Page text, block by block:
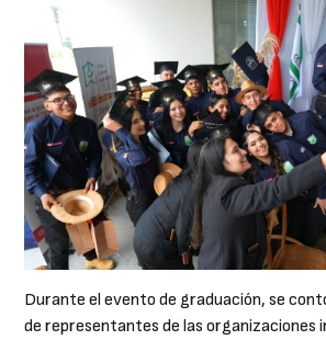
Durante el evento de graduación, se
de representantes de las organizaciones